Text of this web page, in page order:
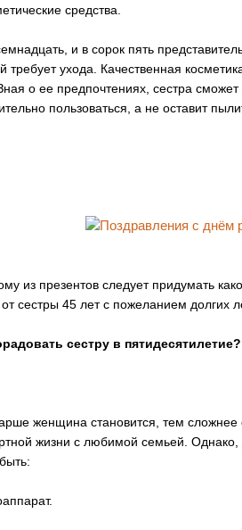
средства.
и в сорок пять
требует ухода. Качественная
о ее предпочтениях, сестра
пользоваться, а не оставит
из презентов следует придумать
сестры 45 лет с пожеланием долгих
сестру в пятидесятилетие?
женщина становится, тем сложнее
жизни с любимой семьей.